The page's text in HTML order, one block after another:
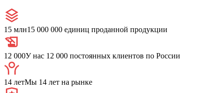
15 млн15 000 000 единиц проданной продукции
12 000У нас 12 000 постоянных клиентов по России
14 летМы 14 лет на рынке